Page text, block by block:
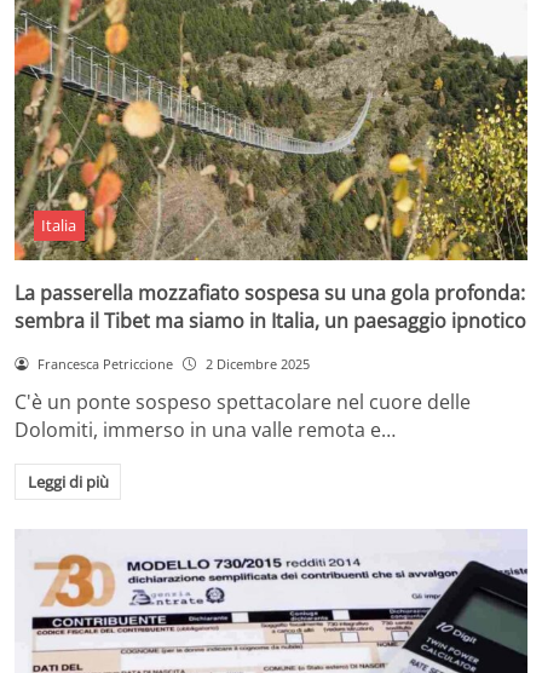
Italia
La passerella mozzafiato sospesa su una gola profonda:
sembra il Tibet ma siamo in Italia, un paesaggio ipnotico
Francesca Petriccione 2 Dicembre 2025
C'è un ponte sospeso spettacolare nel cuore delle
Dolomiti, immerso in una valle remota e…
Leggi di più